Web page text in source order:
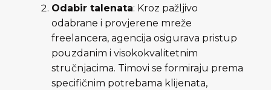
Odabir talenata: Kroz pažljivo
odabrane i provjerene mreže
freelancera, agencija osigurava pristup
pouzdanim i visokokvalitetnim
stručnjacima. Timovi se formiraju prema
specifičnim potrebama klijenata,